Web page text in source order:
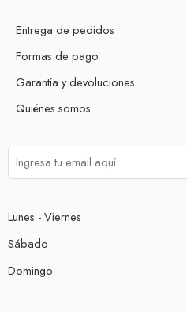
Entrega de pedidos
Formas de pago
Garantía y devoluciones
Quiénes somos
Lunes - Viernes
Sábado
Domingo